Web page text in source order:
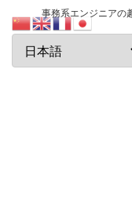
事務系エンジニアの